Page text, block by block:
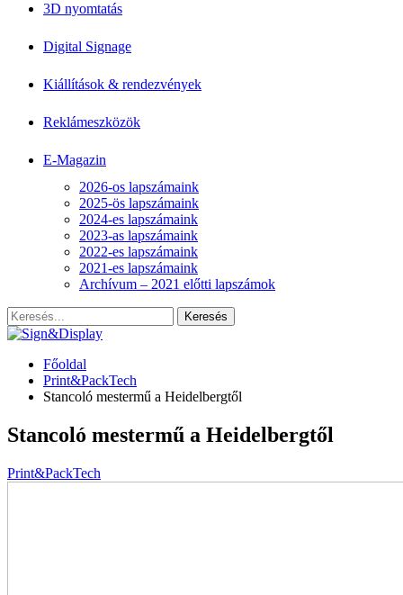
3D nyomtatás
Digital Signage
Kiállítások & rendezvények
Reklámeszközök
E-Magazin
2026-os lapszámaink
2025-ös lapszámaink
2024-es lapszámaink
2023-as lapszámaink
2022-es lapszámaink
2021-es lapszámaink
Archívum – 2021 előtti lapszámok
Főoldal
Print&PackTech
Stancoló mestermű a Heidelbergtől
Stancoló mestermű a Heidelbergtől
Print&PackTech